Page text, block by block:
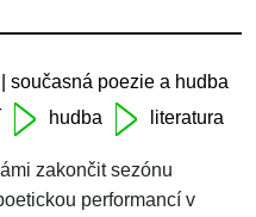
| současná poezie a hudba
hudba literatura
zakončit sezónu
performancí v